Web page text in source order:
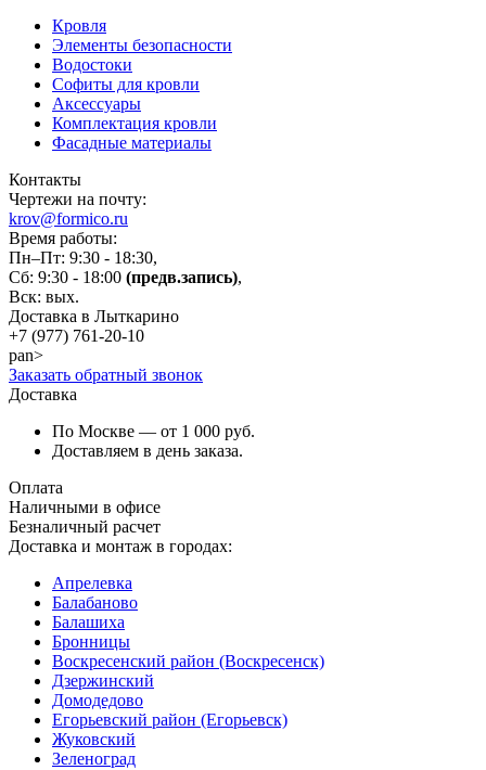
Кровля
Элементы безопасности
Водостоки
Софиты для кровли
Аксессуары
Комплектация кровли
Фасадные материалы
Контакты
Чертежи на почту:
krov@formico.ru
Время работы:
Пн–Пт: 9:30 - 18:30,
Сб: 9:30 - 18:00 (предв.запись),
Вск: вых.
Доставка в Лыткарино
+7 (977) 761-20-10
pan>
Заказать обратный звонок
Доставка
По Москве — от 1 000 руб.
Доставляем в день заказа.
Оплата
Наличными в офисе
Безналичный расчет
Доставка и монтаж в городах:
Апрелевка
Балабаново
Балашиха
Бронницы
Воскресенский район (Воскресенск)
Дзержинский
Домодедово
Егорьевский район (Егорьевск)
Жуковский
Зеленоград